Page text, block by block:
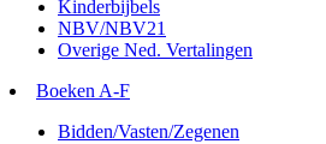
Kinderbijbels
NBV/NBV21
Overige Ned. Vertalingen
Boeken A-F
Bidden/Vasten/Zegenen